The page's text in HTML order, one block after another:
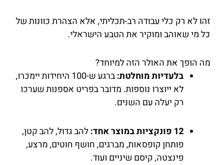
זהו לא רק כלי עבודה רב-תכליתי, אלא הצהרת כוונות של
כל מי שאוהב ומוקיר את הטבע הישראלי.
מה הופך את האולר הזה למיוחד?
בלעדיות מוחלטת:
ברגע ש-100 היחידות יימכרו,
לא ייוצרו נוספות. מדובר בפריט אספנות שערכו
רק יעלה עם השנים.
12 פונקציות במוצר אחד:
להב גדול, להב קטן,
פותחן קופסאות, מברגים, חושף חוטים, מרצע,
פינצטה, קיסם שיניים ועוד.